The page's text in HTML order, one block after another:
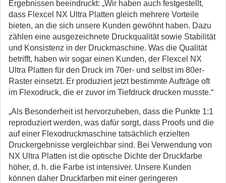
Ergebnissen beeindruckt: „Wir haben auch festgestellt,
dass Flexcel NX Ultra Platten gleich mehrere Vorteile
bieten, an die sich unsere Kunden gewöhnt haben. Dazu
zählen eine ausgezeichnete Druckqualität sowie Stabilität
und Konsistenz in der Druckmaschine. Was die Qualität
betrifft, haben wir sogar einen Kunden, der Flexcel NX
Ultra Platten für den Druck im 70er- und selbst im 80er-
Raster einsetzt. Er produziert jetzt bestimmte Aufträge oft
im Flexodruck, die er zuvor im Tiefdruck drucken musste.“
„Als Besonderheit ist hervorzuheben, dass die Punkte 1:1
reproduziert werden, was dafür sorgt, dass Proofs und die
auf einer Flexodruckmaschine tatsächlich erzielten
Druckergebnisse vergleichbar sind. Bei Verwendung von
NX Ultra Platten ist die optische Dichte der Druckfarbe
höher, d. h. die Farbe ist intensiver. Unsere Kunden
können daher Druckfarben mit einer geringeren